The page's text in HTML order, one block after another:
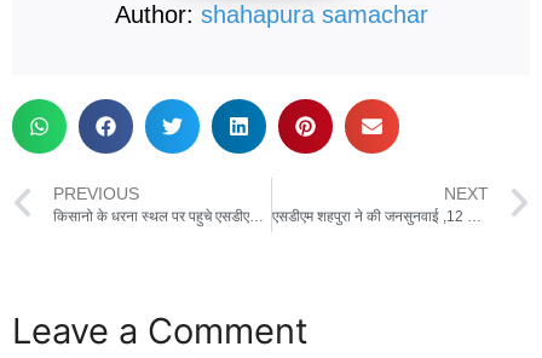
Author: shahapura samachar
PREVIOUS
किसानो के धरना स्थल पर पहुचे एसडीएम ,किसानो की मांग पर चर्चा जारी
NEXT
एसडीएम शहपुरा ने की जनसुनवाई ,12 आवेदन प्राप्त हुए ,कुछ का त्वरित निदान किया व अन्य आवेदनो को विभाग प्रमुखो को भेजे गये
Leave a Comment